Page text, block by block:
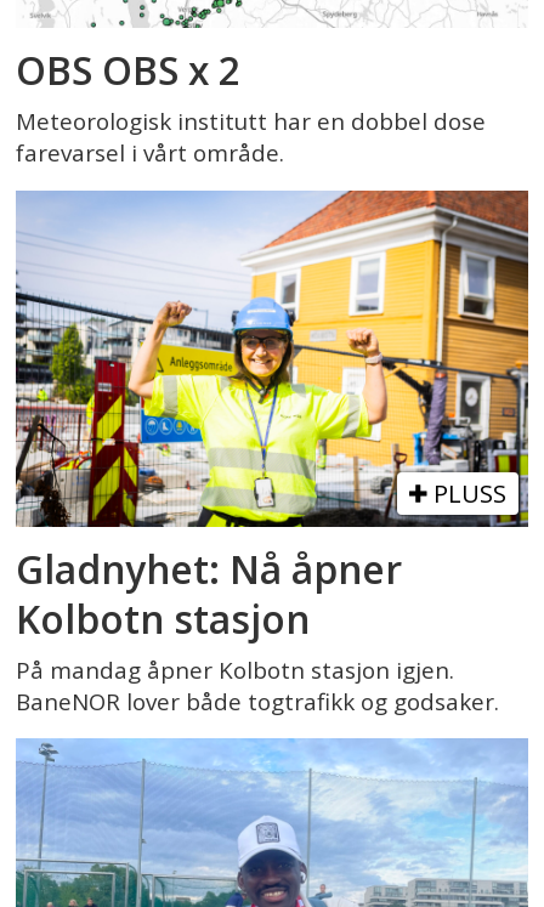
OBS OBS x 2
Meteorologisk institutt har en dobbel dose
farevarsel i vårt område.
PLUSS
Gladnyhet: Nå åpner
Kolbotn stasjon
På mandag åpner Kolbotn stasjon igjen.
BaneNOR lover både togtrafikk og godsaker.